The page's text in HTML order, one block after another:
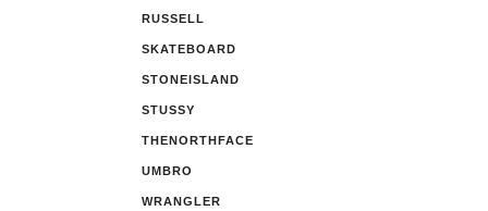
RUSSELL
SKATEBOARD
STONEISLAND
STUSSY
THENORTHFACE
UMBRO
WRANGLER